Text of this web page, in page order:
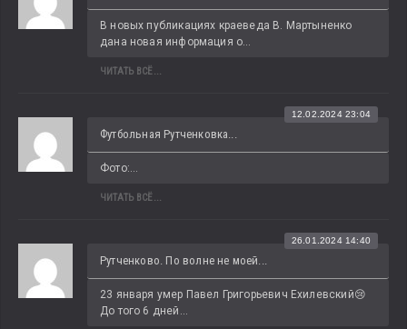
В новых публикациях краеведа В. Мартыненко
дана новая информация о...
ЧИТАТЬ ВСЁ...
Футбольная Рутченковка...
12.02.2024 23:04
Фото:...
ЧИТАТЬ ВСЁ...
Рутченково. По волне не моей...
26.01.2024 14:40
23 января умер Павел Григорьевич Ехилевский😢
До того 6 дней...